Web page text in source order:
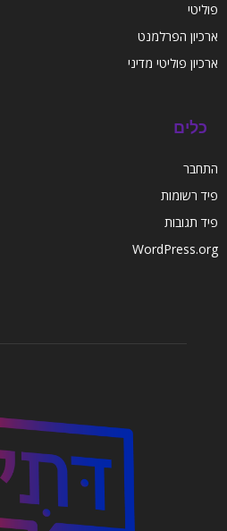
פוליטי
ארכיון הפרלמנט
ארכיון פוליטי מדיני
כלים
התחבר
פיד רשומות
פיד תגובות
WordPress.org